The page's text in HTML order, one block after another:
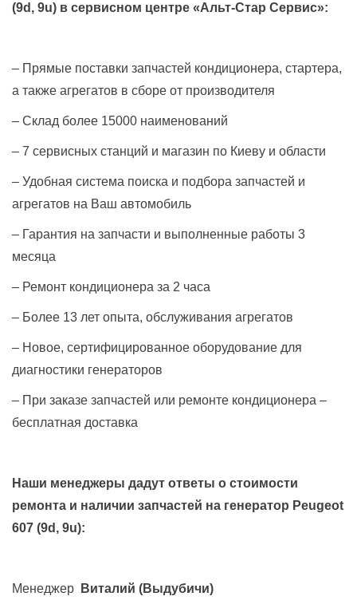
(9d, 9u) в сервисном центре «Альт-Стар Сервис»:
– Прямые поставки запчастей кондиционера, стартера,
а также агрегатов в сборе от производителя
– Склад более 15000 наименований
– 7 сервисных станций и магазин по Киеву и области
– Удобная система поиска и подбора запчастей и
агрегатов на Ваш автомобиль
– Гарантия на запчасти и выполненные работы 3
месяца
– Ремонт кондиционера за 2 часа
– Более 13 лет опыта, обслуживания агрегатов
– Новое, сертифицированное оборудование для
диагностики генераторов
– При заказе запчастей или ремонте кондиционера –
бесплатная доставка
Наши менеджеры дадут ответы о стоимости
ремонта и наличии запчастей на генератор Peugeot
607 (9d, 9u):
Менеджер Виталий (Выдубичи)